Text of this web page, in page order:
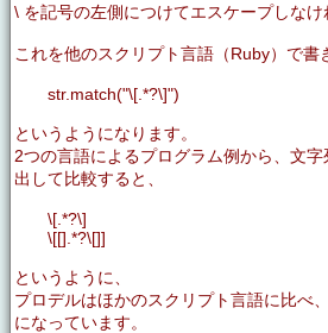
\ を記号の左側につけてエスケープしなけ
これを他のスクリプト言語（Ruby）で書
str.match("\[.*?\]")
というようになります。
2つの言語によるプログラム例から、文
出して比較すると、
\[.*?\]
\[[].*?\[]]
というように、
プロデルはほかのスクリプト言語に比べ
になっています。